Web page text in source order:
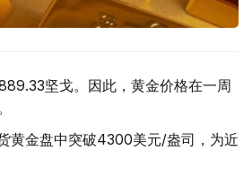
坚戈。因此，黄金价格在一周
黄金盘中突破4300美元/盎司，为近